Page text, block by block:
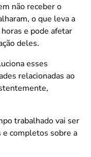
não receber o
o que leva a
e pode afetar
deles.
esses
relacionadas ao
trabalhado vai ser
e completos sobre a